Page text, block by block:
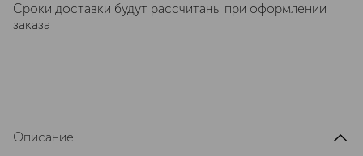
Сроки доставки будут рассчитаны при оформлении
заказа
Описание